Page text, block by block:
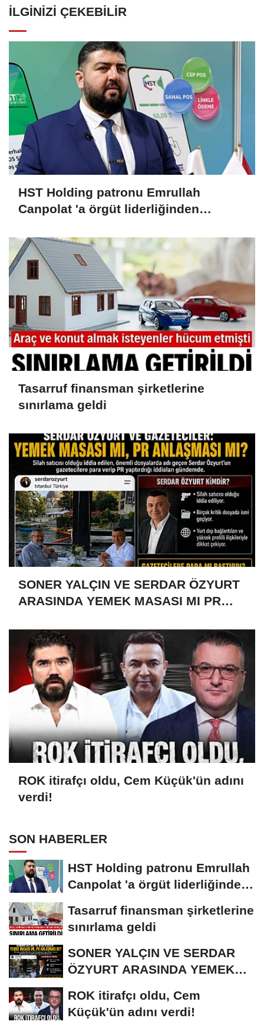
İLGINIZI ÇEKEBILIR
HST Holding patronu Emrullah
Canpolat 'a örgüt liderliğinden
malvarlığına el konuldu
Tasarruf finansman şirketlerine
sınırlama geldi
SONER YALÇIN VE SERDAR ÖZYURT
ARASINDA YEMEK MASASI MI PR
ROK itirafçı oldu, Cem Küçük'ün adını
verdi!
SON HABERLER
HST Holding patronu Emrullah
Canpolat 'a örgüt liderliğinden
Tasarruf finansman şirketlerine
sınırlama geldi
SONER YALÇIN VE SERDAR
ÖZYURT ARASINDA YEMEK
ROK itirafçı oldu, Cem
Küçük'ün adını verdi!